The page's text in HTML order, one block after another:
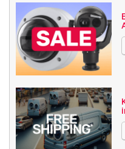
AXIS FA54 Main Unit
Multidirektional
AXIS P4705-PLVE
AXIS P4707-PLVE